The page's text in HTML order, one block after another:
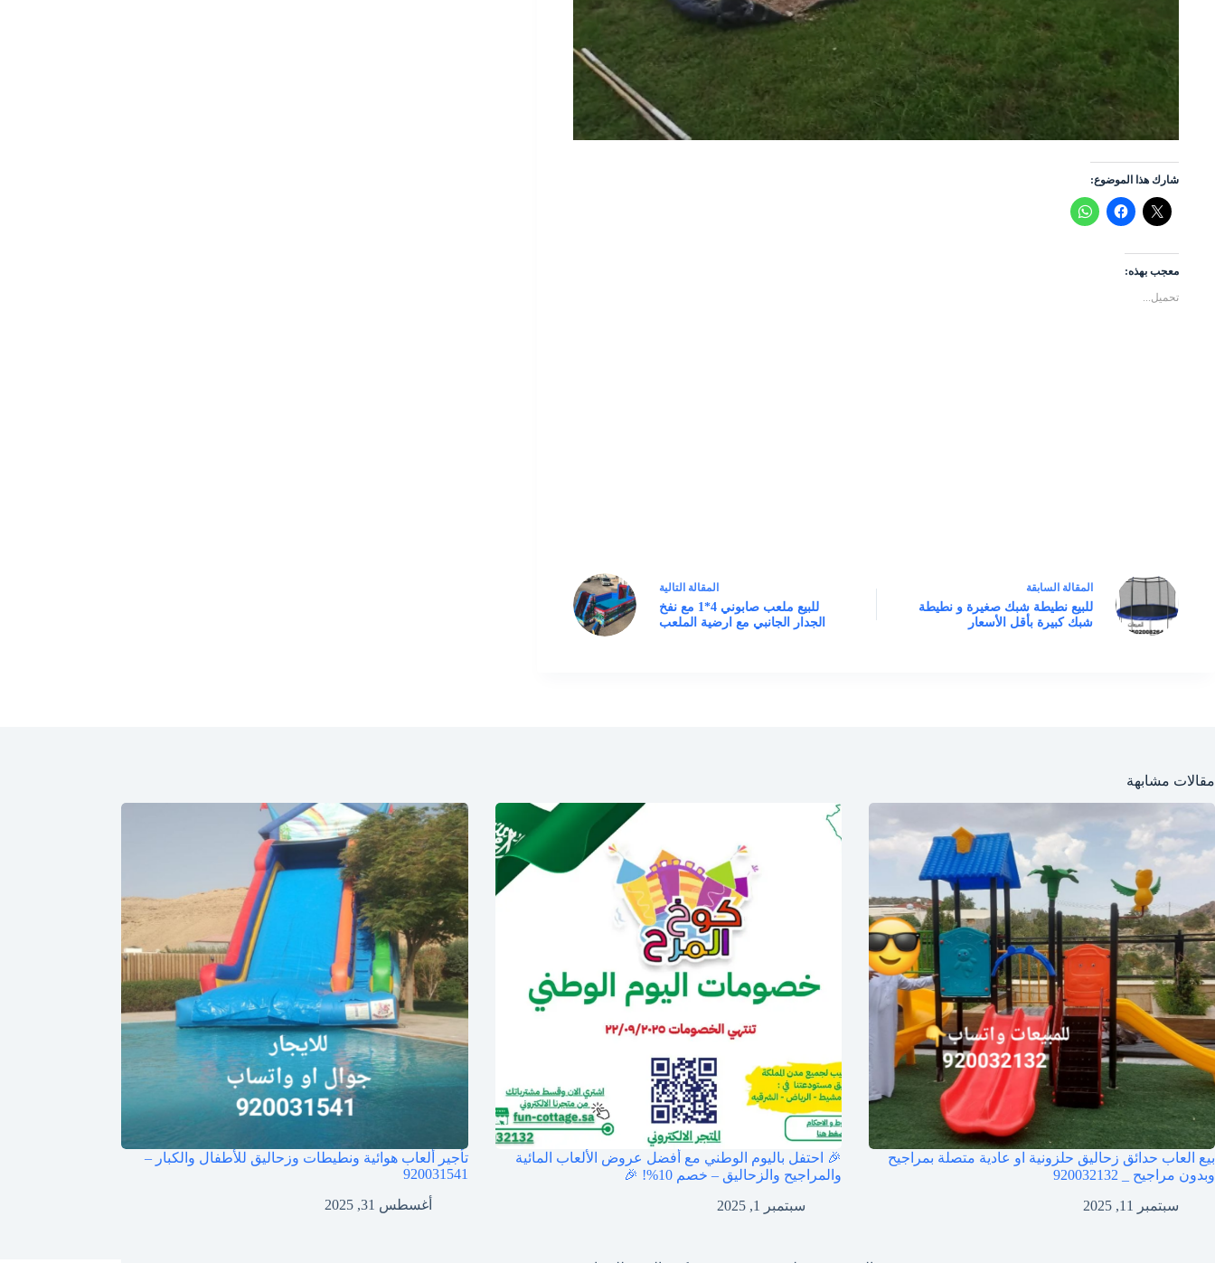
شارك هذا الموضوع:
معجب بهذه:
تحميل...
المقالة السابقة
للبيع نطيطة شبك صغيرة و نطيطة
شبك كبيرة بأقل الأسعار
المقالة التالية
للبيع ملعب صابوني 4*1 مع نفخ
الجدار الجانبي مع ارضية الملعب
مقالات مشابهة
بيع العاب حدائق زحاليق حلزونية او عادية متصلة بمراجيح
وبدون مراجيح _ 920032132
سبتمبر 11, 2025
🎉 احتفل باليوم الوطني مع أفضل عروض الألعاب المائية
والمراجيح والزحاليق – خصم 10%! 🎉
سبتمبر 1, 2025
تأجير ألعاب هوائية ونطيطات وزحاليق للأطفال والكبار –
920031541
أغسطس 31, 2025